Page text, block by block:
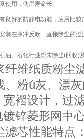
用，使用寿命长;
好的防静电功能，应用比较
在脉冲反吹、直接除尘的过
石化行业粉末除尘(回收)及
纤维纸质粉尘
、粉ú灰、漂
宽褶设计，过
镀锌菱形网中
滤芯性能特点